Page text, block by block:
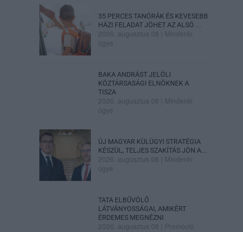
35 PERCES TANÓRÁK ÉS KEVESEBB
HÁZI FELADAT JÖHET AZ ALSÓ ...
2026. augusztus 08
Mindenki
ügye
BAKA ANDRÁST JELÖLI
KÖZTÁRSASÁGI ELNÖKNEK A
TISZA
2026. augusztus 08
Mindenki
ügye
ÚJ MAGYAR KÜLÜGYI STRATÉGIA
KÉSZÜL, TELJES SZAKÍTÁS JÖN A...
2026. augusztus 08
Mindenki
ügye
TATA ELBŰVÖLŐ
LÁTVÁNYOSSÁGAI, AMIKÉRT
ÉRDEMES MEGNÉZNI
2026. augusztus 08 Promóció